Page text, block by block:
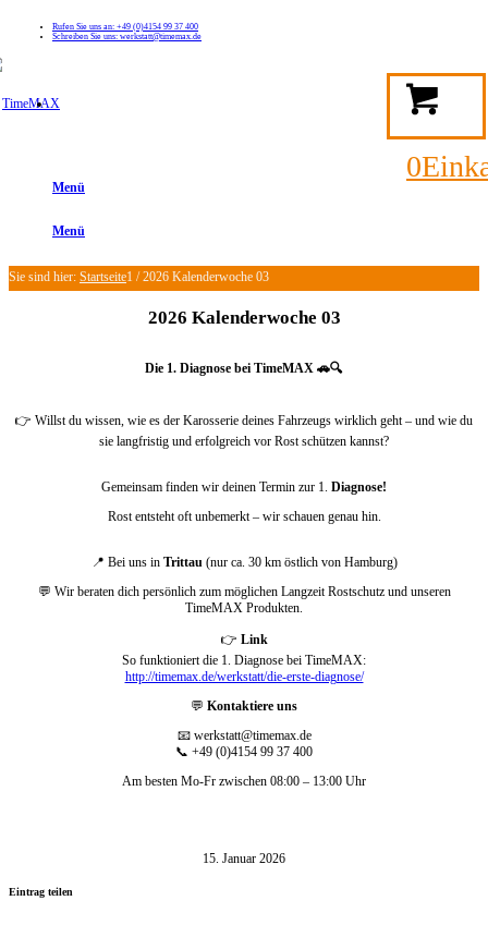
Rufen Sie uns an: +49 (0)4154 99 37 400
Schreiben Sie uns: werkstatt@timemax.de
0
Menü
Menü
Sie sind hier: Startseite1 / 2026 Kalenderwoche 03
2026 Kalenderwoche 03
Die 1. Diagnose bei TimeMAX 🚗🔍
👉 Willst du wissen, wie es der Karosserie deines Fahrzeugs wirklich geht – und wie du
sie langfristig und erfolgreich vor Rost schützen kannst?
Gemeinsam finden wir deinen Termin zur 1. Diagnose!
Rost entsteht oft unbemerkt – wir schauen genau hin.
📍 Bei uns in Trittau(nur ca. 30 km östlich von Hamburg)
💬 Wir beraten dich persönlich zum möglichen Langzeit Rostschutz und unseren
TimeMAX Produkten.
👉 Link
So funktioniert die 1. Diagnose bei TimeMAX:
http://timemax.de/werkstatt/die-erste-diagnose/
💬 Kontaktiere uns
📧 werkstatt@timemax.de
📞 +49 (0)4154 99 37 400
Am besten Mo-Fr zwischen 08:00 – 13:00 Uhr
15. Januar 2026
Eintrag teilen